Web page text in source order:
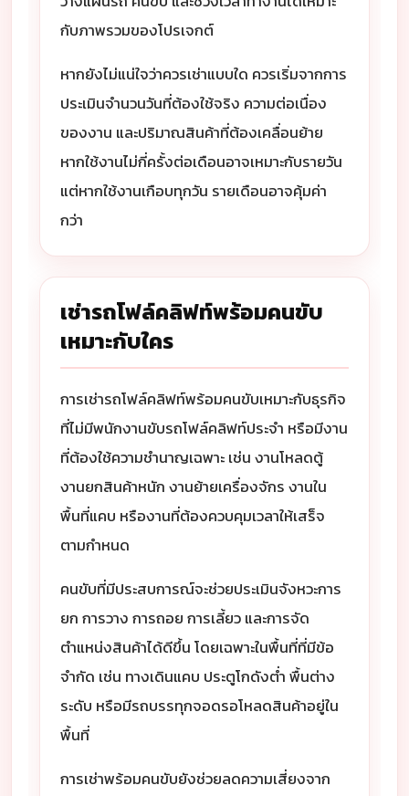
กับภาพรวมของโปรเจกต์
หากยังไม่แน่ใจว่าควรเช่าแบบใด ควรเริ่มจากการ
ประเมินจำนวนวันที่ต้องใช้จริง ความต่อเนื่อง
ของงาน และปริมาณสินค้าที่ต้องเคลื่อนย้าย
หากใช้งานไม่กี่ครั้งต่อเดือนอาจเหมาะกับรายวัน
แต่หากใช้งานเกือบทุกวัน รายเดือนอาจคุ้มค่า
กว่า
เช่ารถโฟล์คลิฟท์พร้อมคนขับ
เหมาะกับใคร
การเช่ารถโฟล์คลิฟท์พร้อมคนขับเหมาะกับธุรกิจ
ที่ไม่มีพนักงานขับรถโฟล์คลิฟท์ประจำ หรือมีงาน
ที่ต้องใช้ความชำนาญเฉพาะ เช่น งานโหลดตู้
งานยกสินค้าหนัก งานย้ายเครื่องจักร งานใน
พื้นที่แคบ หรืองานที่ต้องควบคุมเวลาให้เสร็จ
ตามกำหนด
คนขับที่มีประสบการณ์จะช่วยประเมินจังหวะการ
ยก การวาง การถอย การเลี้ยว และการจัด
ตำแหน่งสินค้าได้ดีขึ้น โดยเฉพาะในพื้นที่ที่มีข้อ
จำกัด เช่น ทางเดินแคบ ประตูโกดังต่ำ พื้นต่าง
ระดับ หรือมีรถบรรทุกจอดรอโหลดสินค้าอยู่ใน
พื้นที่
การเช่าพร้อมคนขับยังช่วยลดความเสี่ยงจาก